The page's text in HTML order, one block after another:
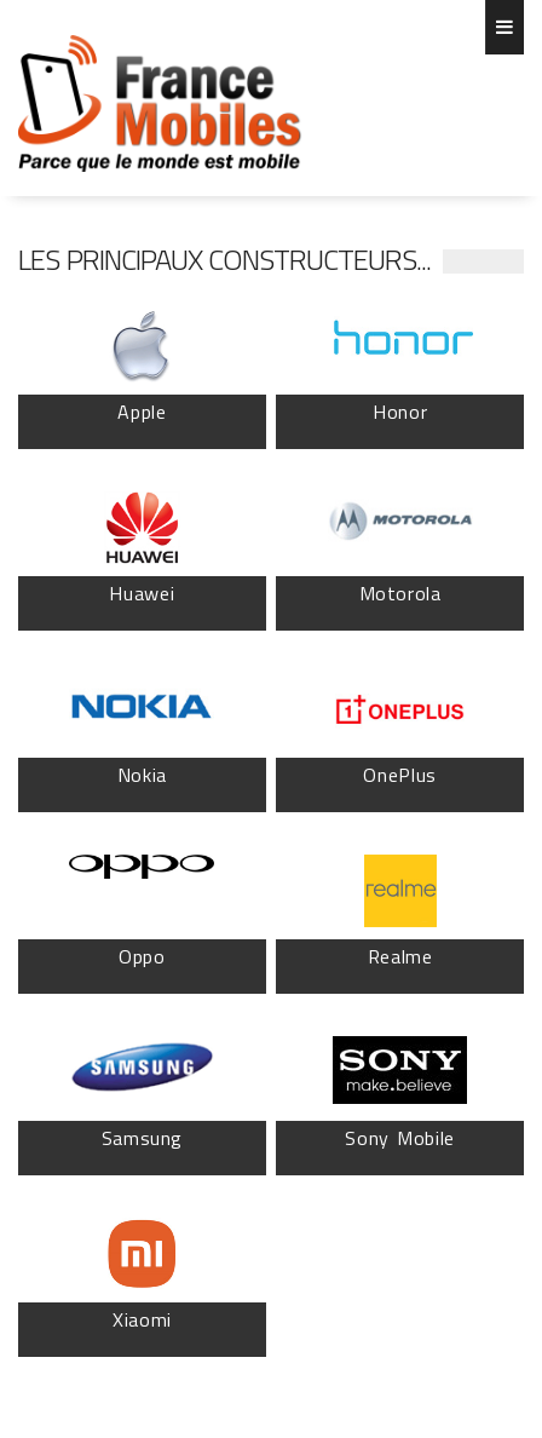
LES PRINCIPAUX CONSTRUCTEURS...
Apple Honor
Huawei Motorola
Nokia OnePlus
Oppo Realme
Samsung Sony Mobile
Xiaomi